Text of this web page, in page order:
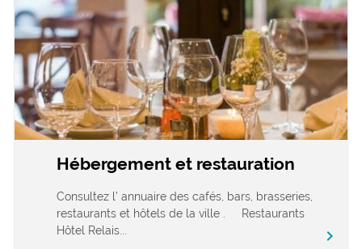
Hébergement et restauration
Consultez l’ annuaire des cafés, bars, brasseries,
restaurants et hôtels de la ville . Restaurants
Hôtel Relais...
chevron_right